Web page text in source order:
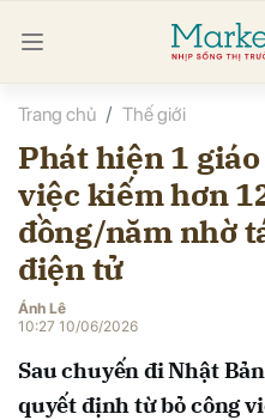
Trang chủ Thế giới
Phát hiện 1
việc kiếm hơn
đồng/năm nhờ
điện tử
Ánh Lê
10:27 10/06/2026
Sau chuyến đi Nhật
quyết định từ bỏ công
luận